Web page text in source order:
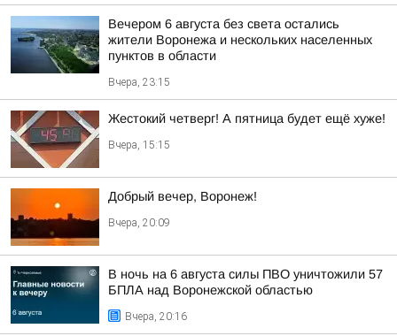
Вечером 6 августа без света остались
жители Воронежа и нескольких населенных
пунктов в области
Вчера, 23:15
Жестокий четверг! А пятница будет ещё хуже!
Вчера, 15:15
Добрый вечер, Воронеж!
Вчера, 20:09
В ночь на 6 августа силы ПВО уничтожили 57
БПЛА над Воронежской областью
Вчера, 20:16